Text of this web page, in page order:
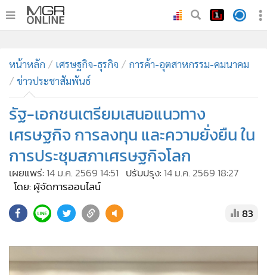
• ทันเหตุการณ์
• ภาคใต้
• ภูมิภาค
• Online Section
• บันเทิง
• ผู้จัดการรายวัน
• คอลัมนิสต์
ละคร
• CbizReview
• ผู้จัดกวน
• Good health & Well-being
หน้าหลัก เศรษฐกิจ-ธุรกิจ
การค้า-อุตสาหกรรม-คมนาคม
ข่าวประชาสัมพันธ์
รัฐ-เอกชนเตรียมเสนอแนวทาง
เศรษฐกิจ การลงทุน และความยั่งยืน ใน
การประชุมสภาเศรษฐกิจโลก
เผยแพร่: 14 ม.ค. 2569 14:51 ปรับปรุง: 14 ม.ค. 2569 18:27
โดย: ผู้จัดการออนไลน์
83